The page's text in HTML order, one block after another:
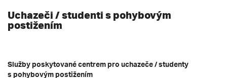
Uchazeči / studenti s pohybovým
postižením
Služby poskytované centrem pro uchazeče / studenty